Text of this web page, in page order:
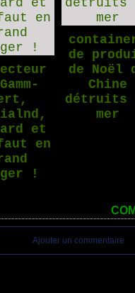
et
en
!
de
de Noël
Chine
détruits
mer
Ajouter un commentaire